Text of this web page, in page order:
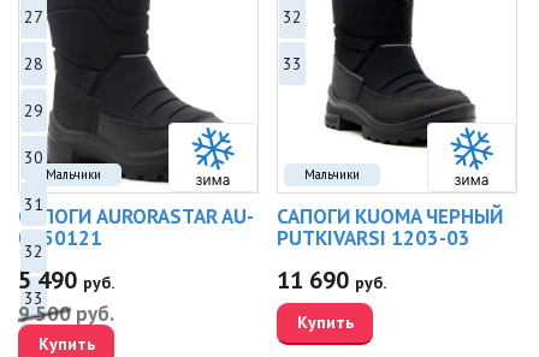
Мальчики
27
28
29
30
31
32
33
34
САПОГИ AURORASTAR AU-
0950121
5 490 руб.
9 500 руб.
Купить
Мальчики
32
33
САПОГИ KUOMA ЧЕРНЫЙ
PUTKIVARSI 1203-03
11 690 руб.
Купить